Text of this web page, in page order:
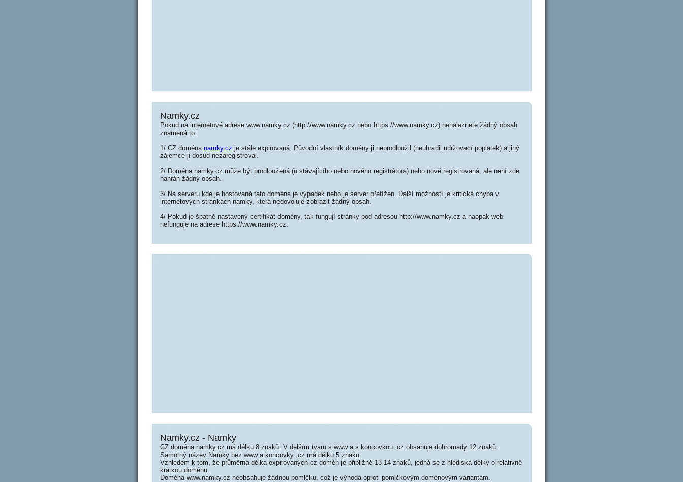
Namky.cz
Pokud na internetové adrese www.namky.cz (http://www.namky.cz nebo https://www.namky.cz) nenaleznete žádný obsah
znamená to:
1/ CZ doména namky.cz je stále expirovaná. Původní vlastník domény ji neprodloužil (neuhradil udržovací poplatek) a jiný
zájemce ji dosud nezaregistroval.
2/ Doména namky.cz může být prodloužená (u stávajícího nebo nového registrátora) nebo nově registrovaná, ale není zde
nahrán žádný obsah.
3/ Na serveru kde je hostovaná tato doména je výpadek nebo je server přetížen. Další možností je kritická chyba v
internetových stránkách namky, která nedovoluje zobrazit žádný obsah.
4/ Pokud je špatně nastavený certifikát domény, tak fungují stránky pod adresou http://www.namky.cz a naopak web
nefunguje na adrese https://www.namky.cz.
Namky.cz - Namky
CZ doména namky.cz má délku 8 znaků. V delším tvaru s www a s koncovkou .cz obsahuje dohromady 12 znaků.
Samotný název Namky bez www a koncovky .cz má délku 5 znaků.
Vzhledem k tom, že průměrná délka expirovaných cz domén je přibližně 13-14 znaků, jedná se z hlediska délky o relativně
krátkou doménu.
Doména www.namky.cz neobsahuje žádnou pomlčku, což je výhoda oproti pomlčkovým doménovým variantám.